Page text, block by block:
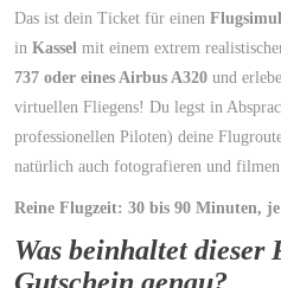
Das ist dein Ticket für einen
inKassel mit einem extrem
737 oder eines Airbus A320 und
virtuellen Fliegens! Du legst in
professionellen Piloten) deine
natürlich auch fotografieren und filmen
Reine Flugzeit: 30 bis 90 Minuten,
Was beinhaltet
Gutschein genau?